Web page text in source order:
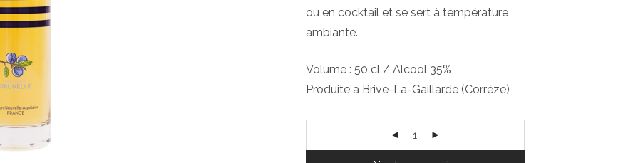
ou en cocktail et se sert à température
ambiante.
Volume : 50 cl / Alcool 35%
Produite à Brive-La-Gaillarde (Corrèze)